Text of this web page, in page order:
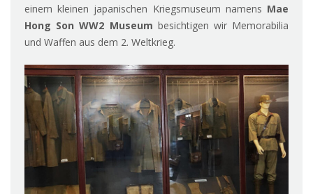
einem kleinen japanischen Kriegsmuseum namens Mae
Hong Son WW2 Museum besichtigen wir Memorabilia
und Waffen aus dem 2. Weltkrieg.